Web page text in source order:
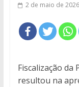
2 de maio de 2026
Fiscalização da
resultou na